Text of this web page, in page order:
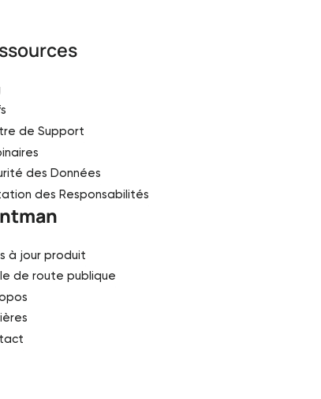
de Support
des Données
des Responsabilités
à jour produit
de route publique